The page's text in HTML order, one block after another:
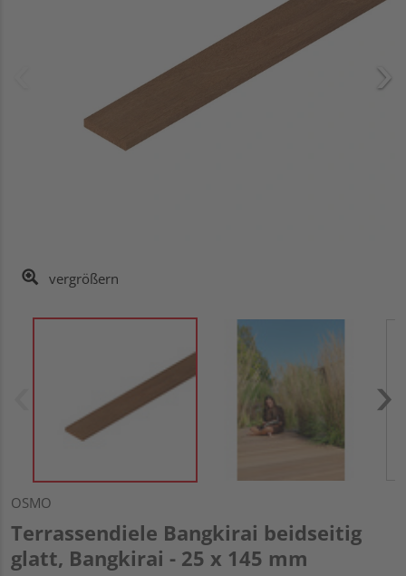
vergrößern
OSMO
Terrassendiele Bangkirai beidseitig
glatt, Bangkirai - 25 x 145 mm